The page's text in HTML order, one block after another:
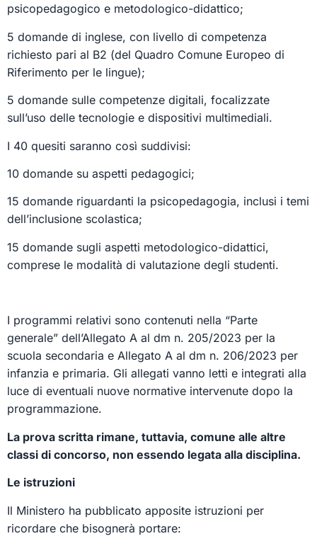
psicopedagogico e metodologico-didattico;
5 domande di inglese, con livello di competenza
richiesto pari al B2 (del Quadro Comune Europeo di
Riferimento per le lingue);
5 domande sulle competenze digitali, focalizzate
sull’uso delle tecnologie e dispositivi multimediali.
I 40 quesiti saranno così suddivisi:
10 domande su aspetti pedagogici;
15 domande riguardanti la psicopedagogia, inclusi i temi
dell’inclusione scolastica;
15 domande sugli aspetti metodologico-didattici,
comprese le modalità di valutazione degli studenti.
I programmi relativi sono contenuti nella “Parte
generale” dell’Allegato A al dm n. 205/2023 per la
scuola secondaria e Allegato A al dm n. 206/2023 per
infanzia e primaria. Gli allegati vanno letti e integrati alla
luce di eventuali nuove normative intervenute dopo la
programmazione.
La prova scritta rimane, tuttavia, comune alle altre
classi di concorso, non essendo legata alla disciplina.
Le istruzioni
Il Ministero ha pubblicato apposite istruzioni per
ricordare che bisognerà portare: